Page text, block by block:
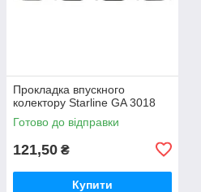
Прокладка впускного
колектору Starline GA 3018
Готово до відправки
121,50 ₴
Купити